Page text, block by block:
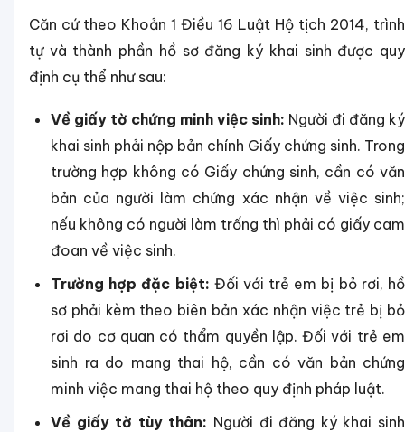
Căn cứ theo Khoản 1 Điều 16 Luật Hộ tịch 2014, trình
tự và thành phần hồ sơ đăng ký khai sinh được quy
định cụ thể như sau:
Về giấy tờ chứng minh việc sinh: Người đi đăng ký
khai sinh phải nộp bản chính Giấy chứng sinh. Trong
trường hợp không có Giấy chứng sinh, cần có văn
bản của người làm chứng xác nhận về việc sinh;
nếu không có người làm trống thì phải có giấy cam
đoan về việc sinh.
Trường hợp đặc biệt: Đối với trẻ em bị bỏ rơi, hồ
sơ phải kèm theo biên bản xác nhận việc trẻ bị bỏ
rơi do cơ quan có thẩm quyền lập. Đối với trẻ em
sinh ra do mang thai hộ, cần có văn bản chứng
minh việc mang thai hộ theo quy định pháp luật.
Về giấy tờ tùy thân: Người đi đăng ký khai sinh